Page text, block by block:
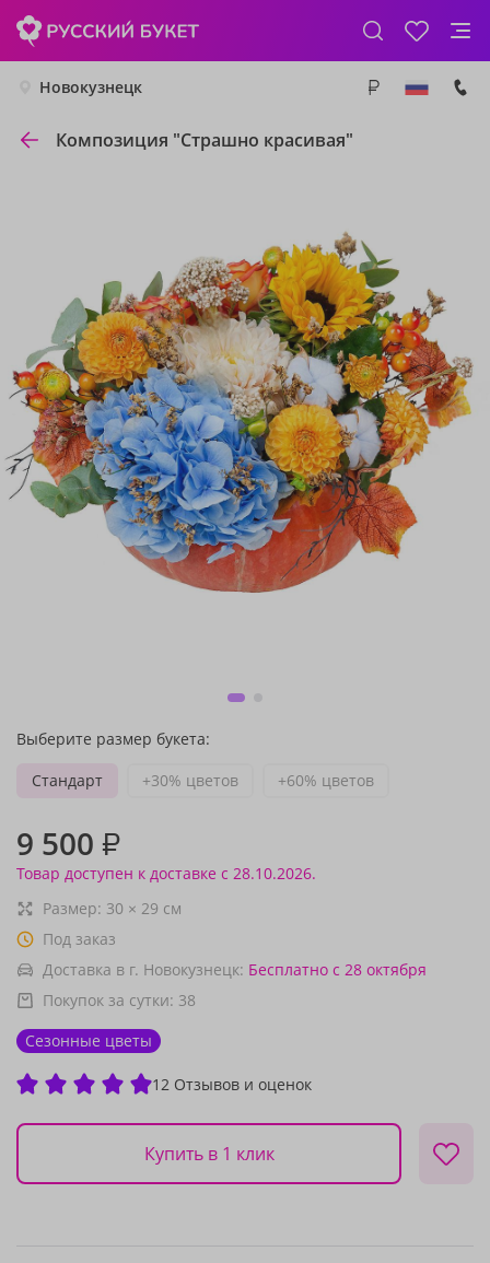
Новокузнецк
Композиция "Страшно красивая"
Выберите размер букета:
Стандарт
+30% цветов +60% цветов
9 500 ₽
Товар доступен к доставке с 28.10.2026.
Размер: 30 × 29 см
Под заказ
Доставка в г. Новокузнецк: Бесплатно с 28 октября
Покупок за сутки: 38
Сезонные цветы
12 Отзывов и оценок
Купить в 1 клик